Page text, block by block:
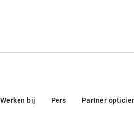
Werken bij Pers Partner